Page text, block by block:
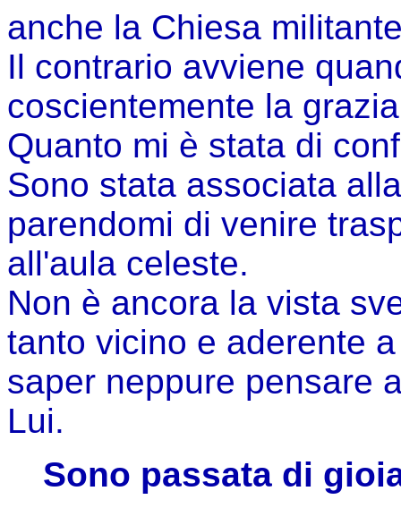
anche la Chiesa
Il contrario avviene
coscientemente la
Quanto mi è stata di
Sono stata associata
parendomi di venire
all'aula celeste.
Non è ancora la vista
tanto vicino e aderente
saper neppure pensare
Lui.
Sono passata di